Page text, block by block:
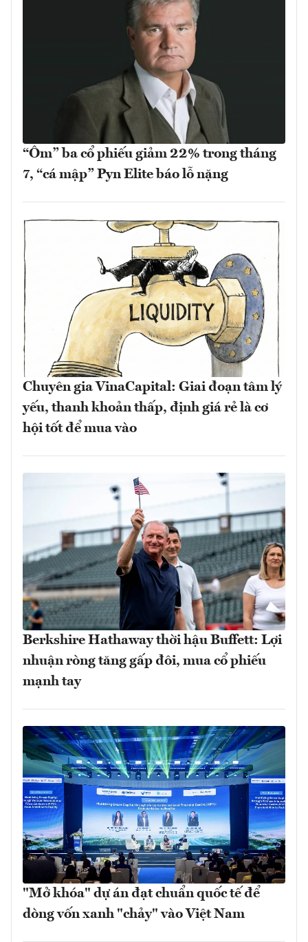
“Ôm” ba cổ phiếu giảm 22% trong tháng
7, “cá mập” Pyn Elite báo lỗ nặng
Chuyên gia VinaCapital: Giai đoạn tâm lý
yếu, thanh khoản thấp, định giá rẻ là cơ
hội tốt để mua vào
Berkshire Hathaway thời hậu Buffett: Lợi
nhuận ròng tăng gấp đôi, mua cổ phiếu
mạnh tay
"Mở khóa" dự án đạt chuẩn quốc tế để
dòng vốn xanh "chảy" vào Việt Nam